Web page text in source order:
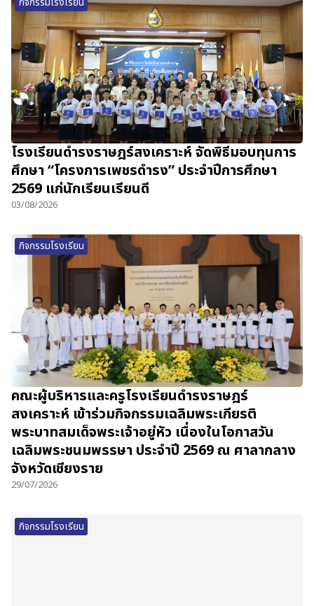
โรงเรียนดำรงราษฎร์สงเคราะห์ จัดพิธีมอบทุนการ
ศึกษา “โครงการเพชรดำรง” ประจำปีการศึกษา
2569 แก่นักเรียนเรียนดี
03/08/2026
กิจกรรมโรงเรียน
คณะผู้บริหารและครูโรงเรียนดำรงราษฎร์
สงเคราะห์ เข้าร่วมกิจกรรมเฉลิมพระเกียรติ
พระบาทสมเด็จพระเจ้าอยู่หัว เนื่องในโอกาสวัน
เฉลิมพระชนมพรรษา ประจำปี 2569 ณ ศาลากลาง
จังหวัดเชียงราย
29/07/2026
กิจกรรมโรงเรียน